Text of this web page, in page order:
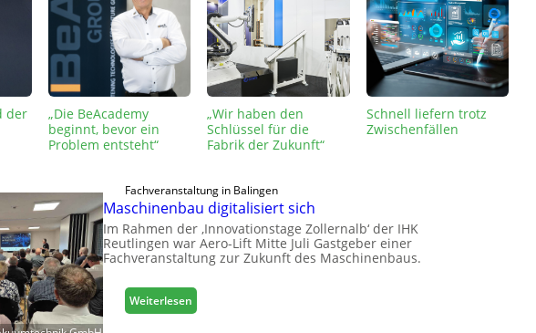
der
„Die BeAcademy
beginnt, bevor ein
Problem entsteht“
„Wir haben den
Schlüssel für die
Fabrik der Zukunft“
Schnell liefern trotz
Zwischenfällen
Fachveranstaltung in Balingen
Maschinenbau digitalisiert sich
Im Rahmen der ‚Innovationstage Zollernalb‘ der IHK
Reutlingen war Aero-Lift Mitte Juli Gastgeber einer
Fachveranstaltung zur Zukunft des Maschinenbaus.
Weiterlesen:
M